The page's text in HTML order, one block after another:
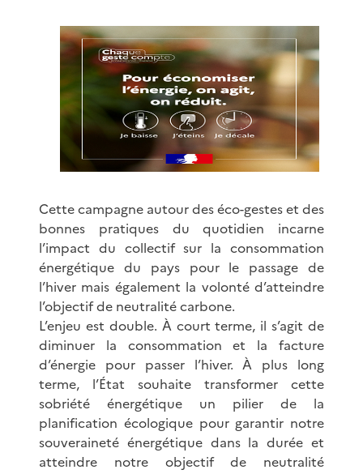
Cette campagne autour des éco-gestes et des
bonnes pratiques du quotidien incarne
l’impact du collectif sur la consommation
énergétique du pays pour le passage de
l’hiver mais également la volonté d’atteindre
l’objectif de neutralité carbone.
L’enjeu est double. À court terme, il s’agit de
diminuer la consommation et la facture
d’énergie pour passer l’hiver. À plus long
terme, l’État souhaite transformer cette
sobriété énergétique un pilier de la
planification écologique pour garantir notre
souveraineté énergétique dans la durée et
atteindre notre objectif de neutralité